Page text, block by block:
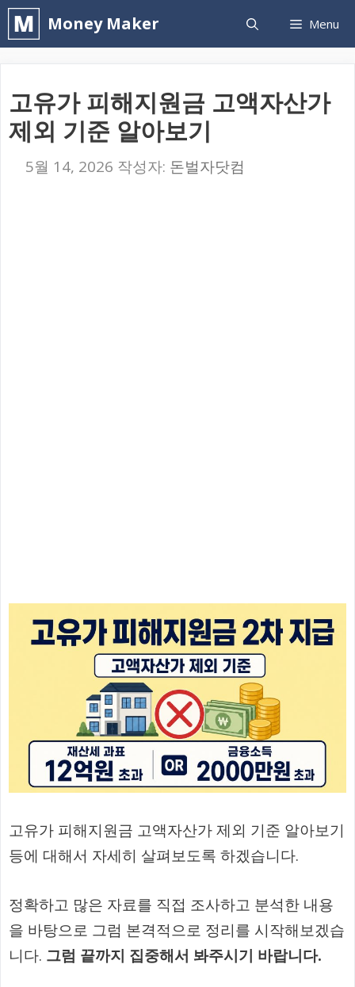
컨
텐
건
너
Money Maker Menu
고유가 피해지원금 고액자산가
제외 기준 알아보기
5월 14, 2026 작성자: 돈벌자닷컴
고유가 피해지원금 고액자산가 제외 기준 알아보기
등에 대해서 자세히 살펴보도록 하겠습니다.
정확하고 많은 자료를 직접 조사하고 분석한 내용
을 바탕으로 그럼 본격적으로 정리를 시작해보겠습
니다. 그럼 끝까지 집중해서 봐주시기 바랍니다.